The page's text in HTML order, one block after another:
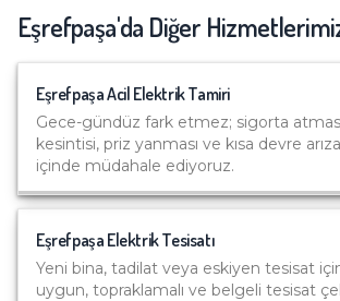
Eşrefpaşa'da Diğer
EşrefpaşaAcil Elektrik Tamiri
Gece-gündüz fark etmez; sigorta
kesintisi, priz yanması ve kısa devre
içinde müdahale ediyoruz.
Eşrefpaşa Elektrik Tesisatı
Yeni bina, tadilat veya eskiyen tesisat
uygun, topraklamalı ve belgeli tesisat